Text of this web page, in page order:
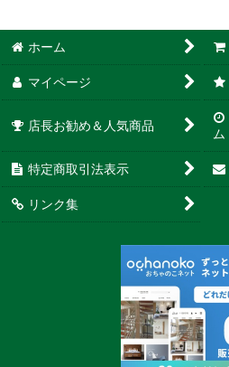
ホーム
マイページ
店長お勧め＆人気商品
ム
特定商取引法表示
リンク集